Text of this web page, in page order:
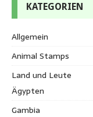
KATEGORIEN
Allgemein
Animal Stamps
Land und Leute
Ägypten
Gambia